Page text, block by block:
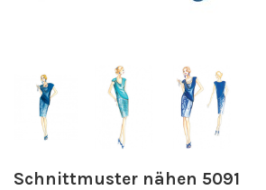
Schnittmuster nähen 5091